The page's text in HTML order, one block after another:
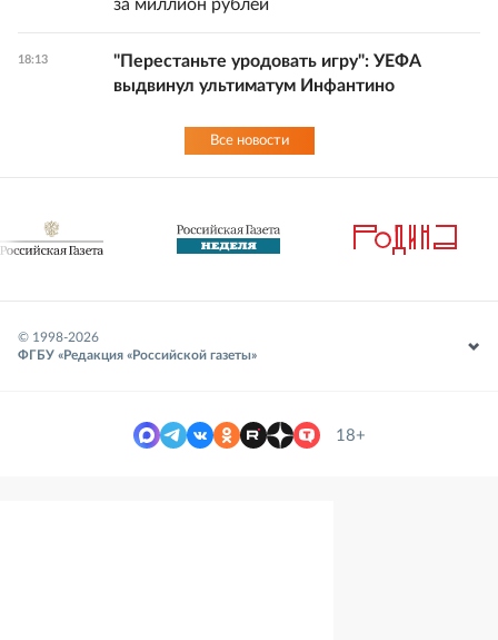
за миллион рублей
18:13
"Перестаньте уродовать игру": УЕФА
выдвинул ультиматум Инфантино
Все новости
© 1998-2026
ФГБУ «Редакция «Российской газеты»
18+